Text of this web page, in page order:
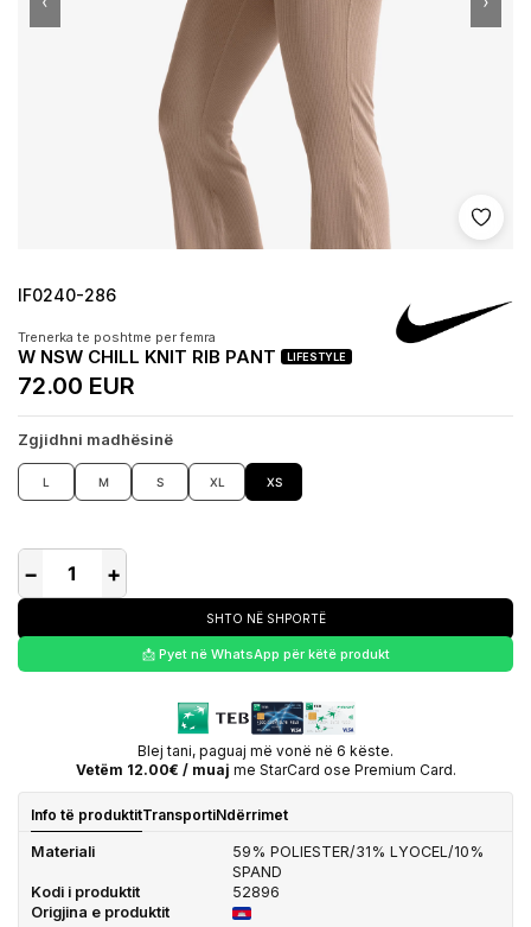
Shto
IF0240-286
Trenerka te poshtme per femra
W NSW CHILL KNIT RIB PANT LIFESTYLE
72.00 EUR
Zgjidhni madhësinë
L M S XL XS
− +
SHTO NË SHPORTË
📩 Pyet në WhatsApp për këtë produkt
Blej tani, paguaj më vonë në 6 këste.
Vetëm 12.00€ / muaj me StarCard ose Premium Card.
Info të produktitTransportiNdërrimet
Materiali
59% POLIESTER/31% LYOCEL/10%
SPAND
Kodi i produktit
52896
Origjina e produktit